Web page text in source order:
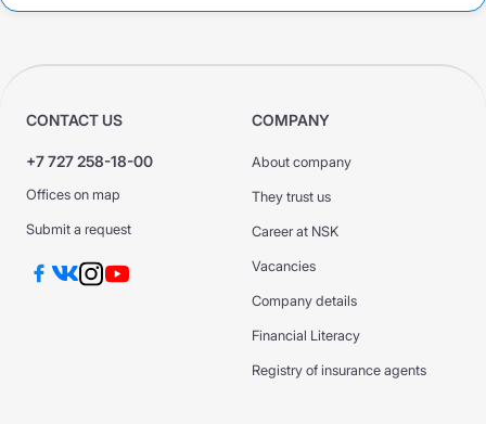
CONTACT US
+7 727 258-18-00
Offices on map
Submit a request
COMPANY
About company
They trust us
Career at NSK
Vacancies
Company details
Financial Literacy
Registry of insurance agents